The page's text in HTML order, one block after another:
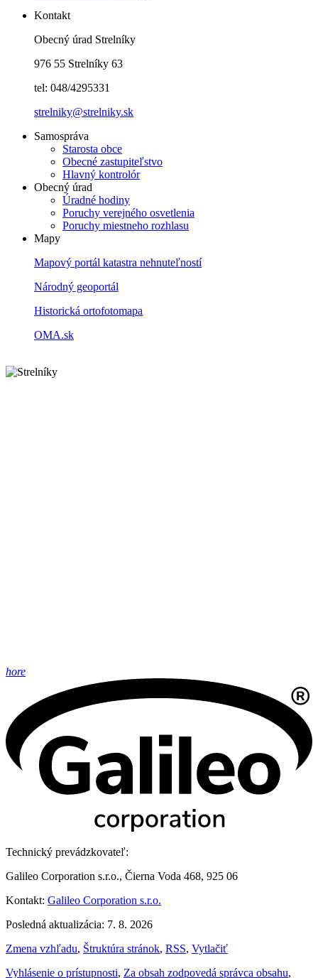
Kontakt
Obecný úrad Strelníky
976 55 Strelníky 63
tel: 048/4295331
strelniky@strelniky.sk
Samospráva
Starosta obce
Obecné zastupiteľstvo
Hlavný kontrolór
Obecný úrad
Úradné hodiny
Poruchy verejného osvetlenia
Poruchy miestneho rozhlasu
Mapy
Mapový portál katastra nehnuteľností
Národný geoportál
Historická ortofotomapa
OMA.sk
hore
Technický prevádzkovateľ:
Galileo Corporation s.r.o., Čierna Voda 468, 925 06
Kontakt: Galileo Corporation s.r.o.
Posledná aktualizácia: 7. 8. 2026
Zmena vzhľadu, Štruktúra stránok, RSS, Vytlačiť
Vyhlásenie o prístupnosti, Za obsah zodpovedá správca obsahu,